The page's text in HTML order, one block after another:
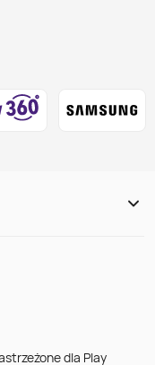
dla Play